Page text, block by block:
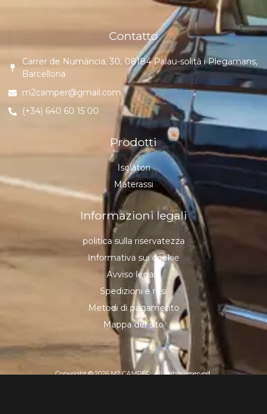
Contatto
Carrer de Numància, 30, 08184 Palau-solità i Plegamans,
Barcellona
m2camper@gmail.com
(+34) 640 60 15 00
Prodotti
Isolatori
Materassi
Informazioni legali
politica sulla riservatezza
Informativa sui cookie
Avviso legale
Spedizioni e resi
Metodi di pagamento
Mappa del sito
Copyright © 2026 M2 CAMPER, All rights reserved.